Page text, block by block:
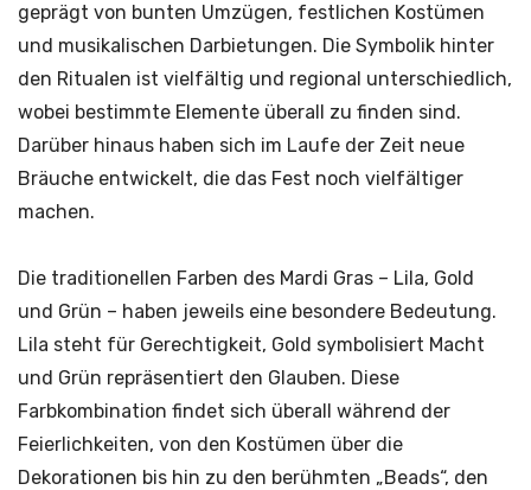
geprägt von bunten Umzügen, festlichen Kostümen
und musikalischen Darbietungen. Die Symbolik hinter
den Ritualen ist vielfältig und regional unterschiedlich,
wobei bestimmte Elemente überall zu finden sind.
Darüber hinaus haben sich im Laufe der Zeit neue
Bräuche entwickelt, die das Fest noch vielfältiger
machen.
Die traditionellen Farben des Mardi Gras – Lila, Gold
und Grün – haben jeweils eine besondere Bedeutung.
Lila steht für Gerechtigkeit, Gold symbolisiert Macht
und Grün repräsentiert den Glauben. Diese
Farbkombination findet sich überall während der
Feierlichkeiten, von den Kostümen über die
Dekorationen bis hin zu den berühmten „Beads“, den